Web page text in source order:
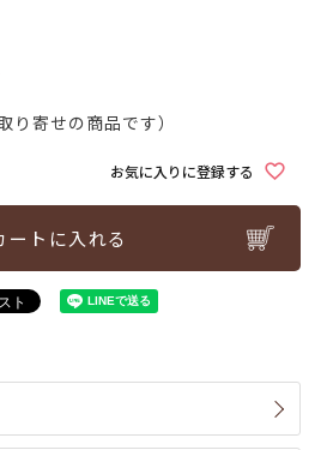
寄せの商品です）
お気に入りに登録する
ートに入れる